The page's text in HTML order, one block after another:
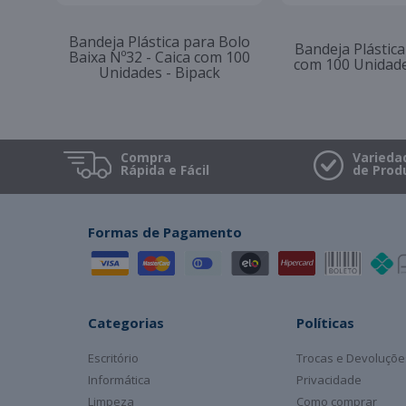
Saco Metal Vermelho Liso
45x59 pct c/25 - Cromus
Bandeja
Baixa Nº32 -
Unidades -
Compra
Rápida e Fácil de
Formas de Pagamento
Categorias
Escritório
Informática
Limpeza
Políticas
Trocas e
Privacidade
Como comprar